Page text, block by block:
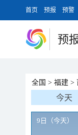
首页 预报 预警
预
全国 > 福建 >
今天
9日（今天）